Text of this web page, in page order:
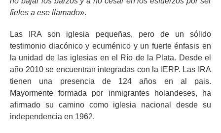
fieles a ese llamado».
Las IRA son iglesia pequeñas, pero de un sólido
testimonio diacónico y ecuménico y un fuerte énfasis en
la unidad de las iglesias en el Río de la Plata. Desde el
año 2010 se encuentran integradas con la IERP. Las IRA
tienen una presencia de 124 años en al pais.
Mayormente formada por inmigrantes holandeses, ha
afirmado su camino como iglesia nacional desde su
independencia en 1962.